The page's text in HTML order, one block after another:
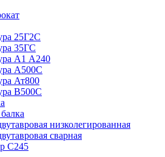
25Г2С
35ГС
А1 А240
А500С
Ат800
В500С
низколегированная
сварная
С245